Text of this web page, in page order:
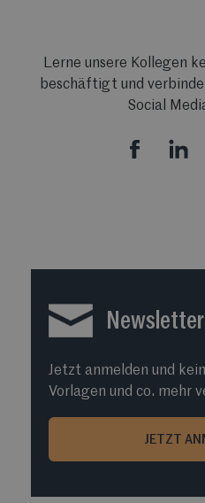
Lerne unsere Kollegen
beschäftigt und
Social
Jetzt anmelden und
Vorlagen und co. mehr
JETZT